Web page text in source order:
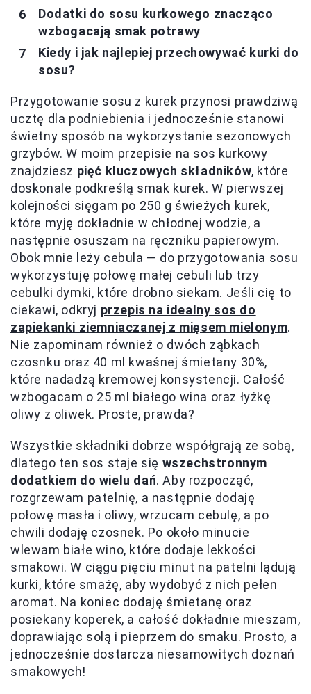
Dodatki do sosu kurkowego znacząco
wzbogacają smak potrawy
Kiedy i jak najlepiej przechowywać kurki do
sosu?
Przygotowanie sosu z kurek przynosi prawdziwą
ucztę dla podniebienia i jednocześnie stanowi
świetny sposób na wykorzystanie sezonowych
grzybów. W moim przepisie na sos kurkowy
znajdziesz pięć kluczowych składników, które
doskonale podkreślą smak kurek. W pierwszej
kolejności sięgam po 250 g świeżych kurek,
które myję dokładnie w chłodnej wodzie, a
następnie osuszam na ręczniku papierowym.
Obok mnie leży cebula — do przygotowania sosu
wykorzystuję połowę małej cebuli lub trzy
cebulki dymki, które drobno siekam. Jeśli cię to
ciekawi, odkryj przepis na idealny sos do
zapiekanki ziemniaczanej z mięsem mielonym.
Nie zapominam również o dwóch ząbkach
czosnku oraz 40 ml kwaśnej śmietany 30%,
które nadadzą kremowej konsystencji. Całość
wzbogacam o 25 ml białego wina oraz łyżkę
oliwy z oliwek. Proste, prawda?
Wszystkie składniki dobrze współgrają ze sobą,
dlatego ten sos staje się wszechstronnym
dodatkiem do wielu dań. Aby rozpocząć,
rozgrzewam patelnię, a następnie dodaję
połowę masła i oliwy, wrzucam cebulę, a po
chwili dodaję czosnek. Po około minucie
wlewam białe wino, które dodaje lekkości
smakowi. W ciągu pięciu minut na patelni lądują
kurki, które smażę, aby wydobyć z nich pełen
aromat. Na koniec dodaję śmietanę oraz
posiekany koperek, a całość dokładnie mieszam,
doprawiając solą i pieprzem do smaku. Prosto, a
jednocześnie dostarcza niesamowitych doznań
smakowych!